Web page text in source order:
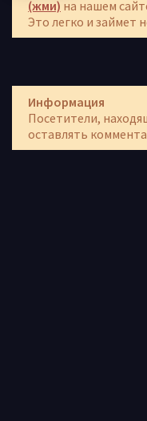
(жми) на нашем
Это легко и займет
Информация
Посетители,
оставлять